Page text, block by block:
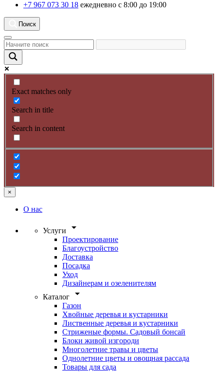
+7 967 073 30 18 ежедневно с 8:00 до 19:00
Поиск
Exact matches only
Search in title
Search in content
×
О нас
Услуги arrow_drop_down
Проектирование
Благоустройство
Доставка
Посадка
Уход
Дизайнерам и озеленителям
Каталог
arrow_drop_down
Газон
Хвойные деревья и кустарники
Лиственные деревья и кустарники
Стриженые формы. Садовый бонсай
Блоки живой изгороди
Многолетние травы и цветы
Однолетние цветы и овощная рассада
Товары для сада